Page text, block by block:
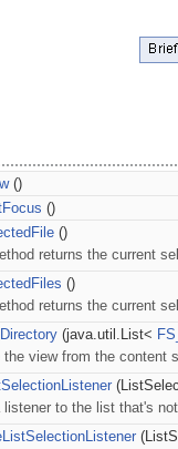
()
()
()
returns the current
()
returns the current
(java.util.List<
the view from the content
listener to the list that's